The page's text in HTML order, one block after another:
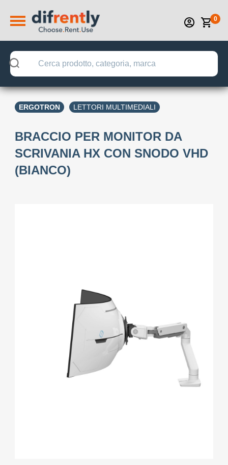
0
ERGOTRON LETTORI MULTIMEDIALI
BRACCIO PER MONITOR DA
SCRIVANIA HX CON SNODO VHD
(BIANCO)